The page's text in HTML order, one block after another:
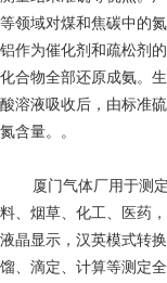
等领域对煤和焦碳中的
铝作为催化剂和疏松剂
化合物全部还原成氨。
酸溶液吸收后，由标准
氮含量。。
厦门气体厂用于测
料、烟草、化工、医药
液晶显示，汉英模式转
馏、滴定、计算等测定